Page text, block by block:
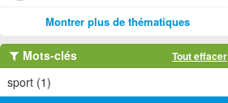
Montrer plus de thématiques
Mots-clés Tout effacer
sport (1)